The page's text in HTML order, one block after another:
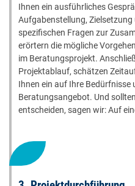
Ihnen ein ausführliches
Aufgabenstellung,
spezifischen Fragen zur
erörtern die mögliche
im Beratungsprojekt.
Projektablauf, schätzen
Ihnen ein auf Ihre Bedürfnisse
Beratungsangebot. Und
entscheiden, sagen wir: Auf